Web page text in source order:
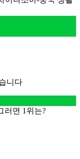
니다
러면 1위는?